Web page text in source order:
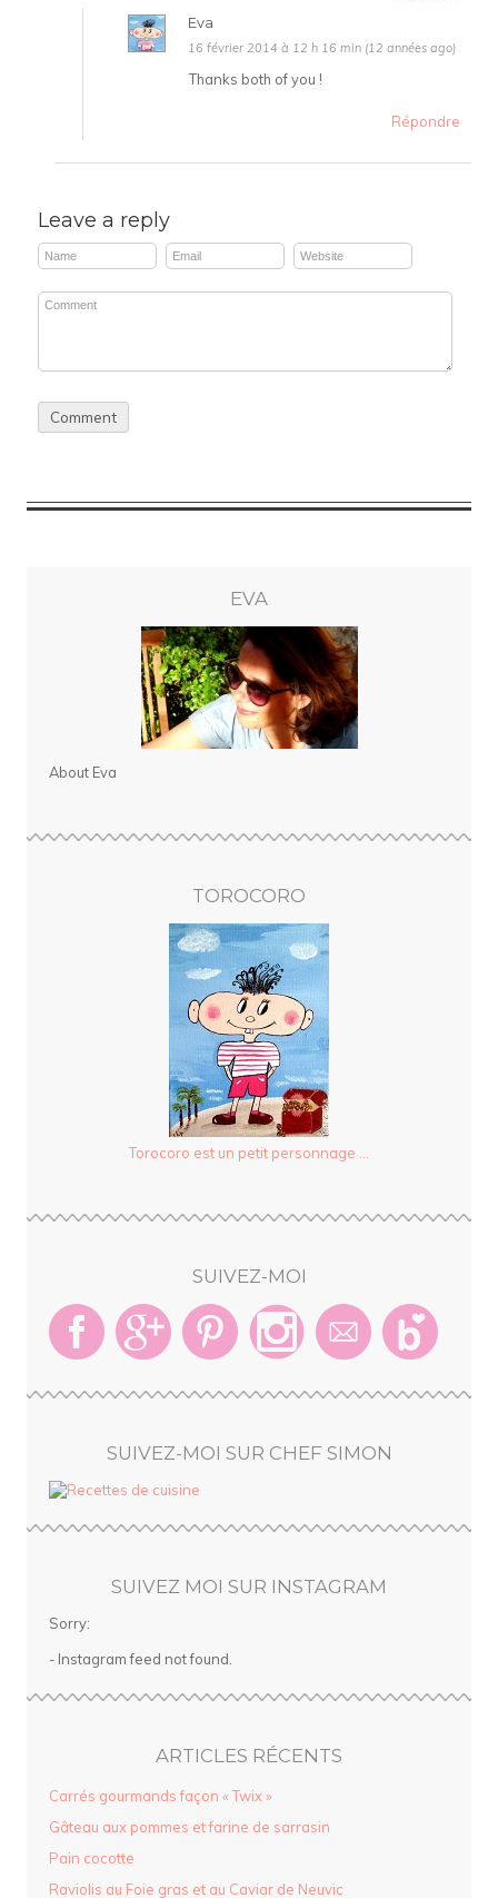
Eva
16 février 2014 à 12 h 16 min (12 années ago)
Thanks both of you !
Répondre
Leave a reply
EVA
About Eva
TOROCORO
Torocoro est un petit personnage ...
SUIVEZ-MOI
SUIVEZ-MOI SUR CHEF SIMON
SUIVEZ MOI SUR INSTAGRAM
Sorry:
- Instagram feed not found.
ARTICLES RÉCENTS
Carrés gourmands façon « Twix »
Gâteau aux pommes et farine de sarrasin
Pain cocotte
Raviolis au Foie gras et au Caviar de Neuvic